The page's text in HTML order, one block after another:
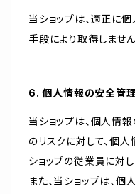
当ショップは、適正に
手段により取得しません
6. 個人情報の安全管理
当ショップは、個人情
のリスクに対して、個
ショップの従業員に対
また、当ショップは、